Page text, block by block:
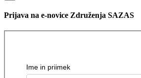
Prijava na e-novice Združenja SAZAS